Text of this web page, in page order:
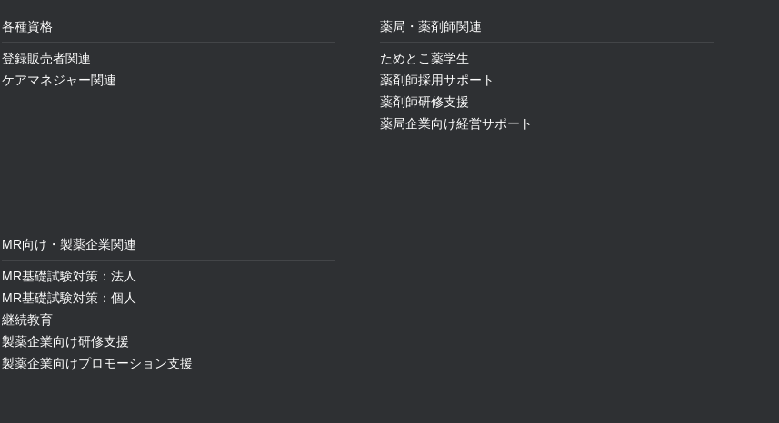
各種資格
登録販売者関連
ケアマネジャー関連
MR向け・製薬企業関連
MR基礎試験対策：法人
MR基礎試験対策：個人
継続教育
製薬企業向け研修支援
製薬企業向けプロモーション支援
薬局・薬剤師関連
ためとこ薬学生
薬剤師採用サポート
薬剤師研修支援
薬局企業向け経営サポート